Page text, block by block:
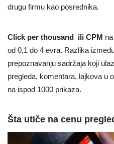
drugu firmu kao posrednika.
Click per thousand ili CPM
od 0,1 do 4 evra. Razlika
prepoznavanju sadržaja koji
pregleda, komentara, lajkova u
na ispod 1000 prikaza.
Šta utiče na cenu